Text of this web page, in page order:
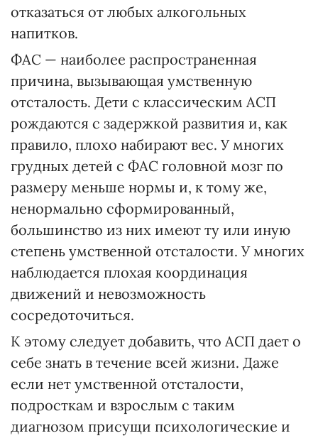
отказаться от любых алкогольных
напитков.
ФАС — наиболее распространенная
причина, вызывающая умственную
отсталость. Дети с классическим АСП
рождаются с задержкой развития и, как
правило, плохо набирают вес. У многих
грудных детей с ФАС головной мозг по
размеру меньше нормы и, к тому же,
ненормально сформированный,
большинство из них имеют ту или иную
степень умственной отсталости. У многих
наблюдается плохая координация
движений и невозможность
сосредоточиться.
К этому следует добавить, что АСП дает о
себе знать в течение всей жизни. Даже
если нет умственной отсталости,
подросткам и взрослым с таким
диагнозом присущи психологические и